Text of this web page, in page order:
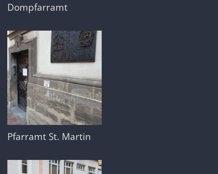
Dompfarramt
Pfarramt St. Martin